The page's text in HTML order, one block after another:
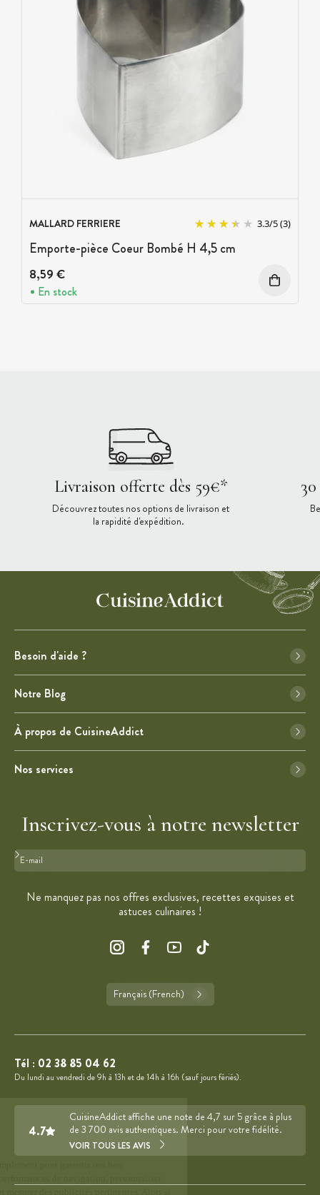
MALLARD FERRIERE 3.3/5(3)
Emporte-pièce Coeur Bombé H 4,5 cm
8,59 €
En stock
Livraison offerte dès 59€*
Découvrez toutes nos options de livraison et
la rapidité d'expédition.
Besoin d'aide ?
Notre Blog
À propos de CuisineAddict
Nos services
Inscrivez-vous à notre newsletter
Format : adresse@email.com
Ne manquez pas nos offres exclusives, recettes exquises et
astuces culinaires !
Français (French)
Tél : 02 38 85 04 62
Du lundi au vendredi de 9h à 13h et de 14h à 16h (sauf jours fériés).
4.7
CuisineAddict affiche une note de 4,7 sur 5 grâce à plus
de 3 700 avis authentiques. Merci pour votre fidélité.
VOIR TOUS LES AVIS